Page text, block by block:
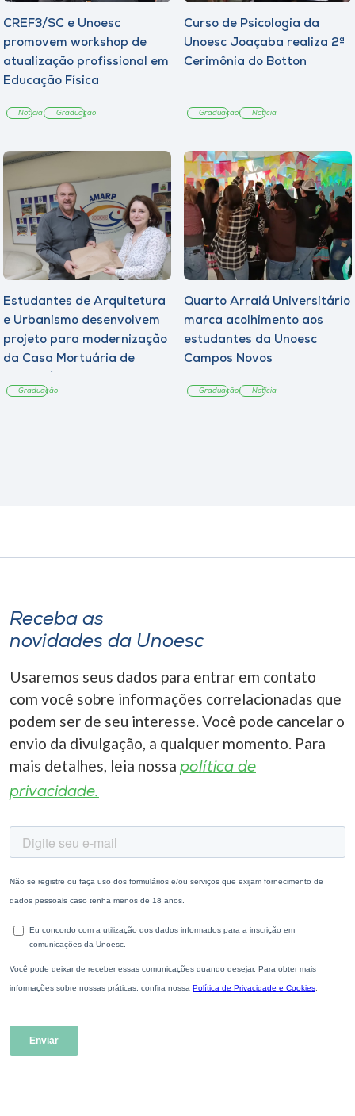
CREF3/SC e Unoesc
promovem workshop de
atualização profissional em
Educação Física
Notícia Graduação
Curso de Psicologia da
Unoesc Joaçaba realiza 2ª
Cerimônia do Botton
Graduação Notícia
Estudantes de Arquitetura
e Urbanismo desenvolvem
projeto para modernização
da Casa Mortuária de
Graduação
Quarto Arraiá Universitário
marca acolhimento aos
estudantes da Unoesc
Campos Novos
Graduação Notícia
Receba as
novidades da Unoesc
Usaremos seus dados para entrar em contato
com você sobre informações correlacionadas que
podem ser de seu interesse. Você pode cancelar o
envio da divulgação, a qualquer momento. Para
mais detalhes, leia nossa política de
privacidade.